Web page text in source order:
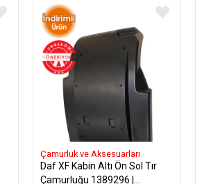
Çamurluk ve Aksesuarları
Daf XF Kabin Altı Ön Sol Tır
Çamurluğu 1389296 |